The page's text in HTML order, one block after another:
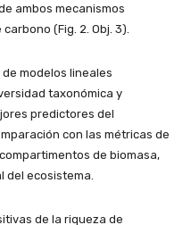
ambos mecanismos
(Fig. 2. Obj. 3).
modelos lineales
taxonómica y
predictores del
con las métricas de
de biomasa,
del ecosistema.
de la riqueza de